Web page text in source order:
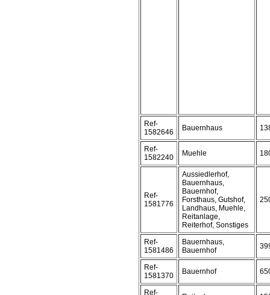
Ref-
1582646
Bauernhaus
Ref-
1582240
Muehle
Ref-
1581776
Aussiedlerhof,
Bauernhaus,
Bauernhof,
Forsthaus, Gutshof,
Landhaus, Muehle,
Reitanlage,
Reiterhof, Sonstiges
Ref-
1581486
Bauernhaus,
Bauernhof
Ref-
1581370
Bauernhof
Ref-